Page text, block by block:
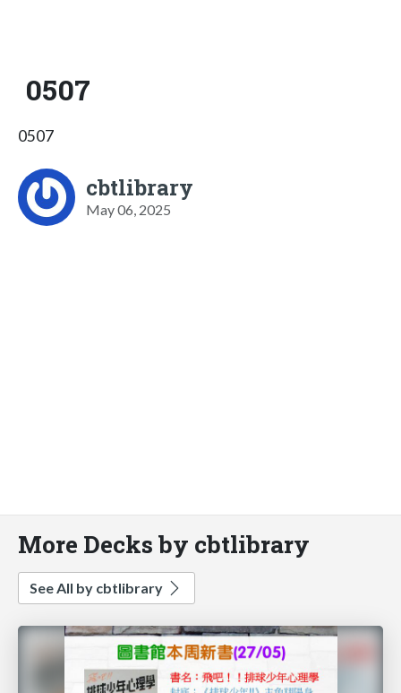
0507
0507
cbtlibrary
May 06, 2025
More Decks by cbtlibrary
See All by cbtlibrary